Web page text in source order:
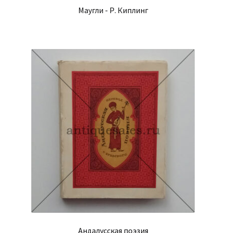
Маугли - Р. Киплинг
Андалусская поэзия